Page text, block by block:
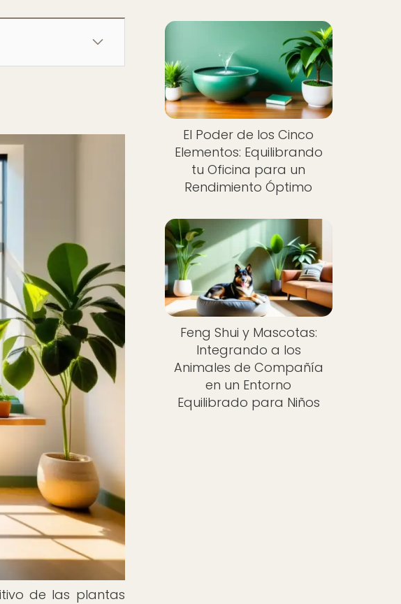
de las plantas
El Poder de los Cinco
Elementos: Equilibrando
tu Oficina para un
Rendimiento Óptimo
Feng Shui y Mascotas:
Integrando a los
Animales de Compañía
en un Entorno
Equilibrado para Niños